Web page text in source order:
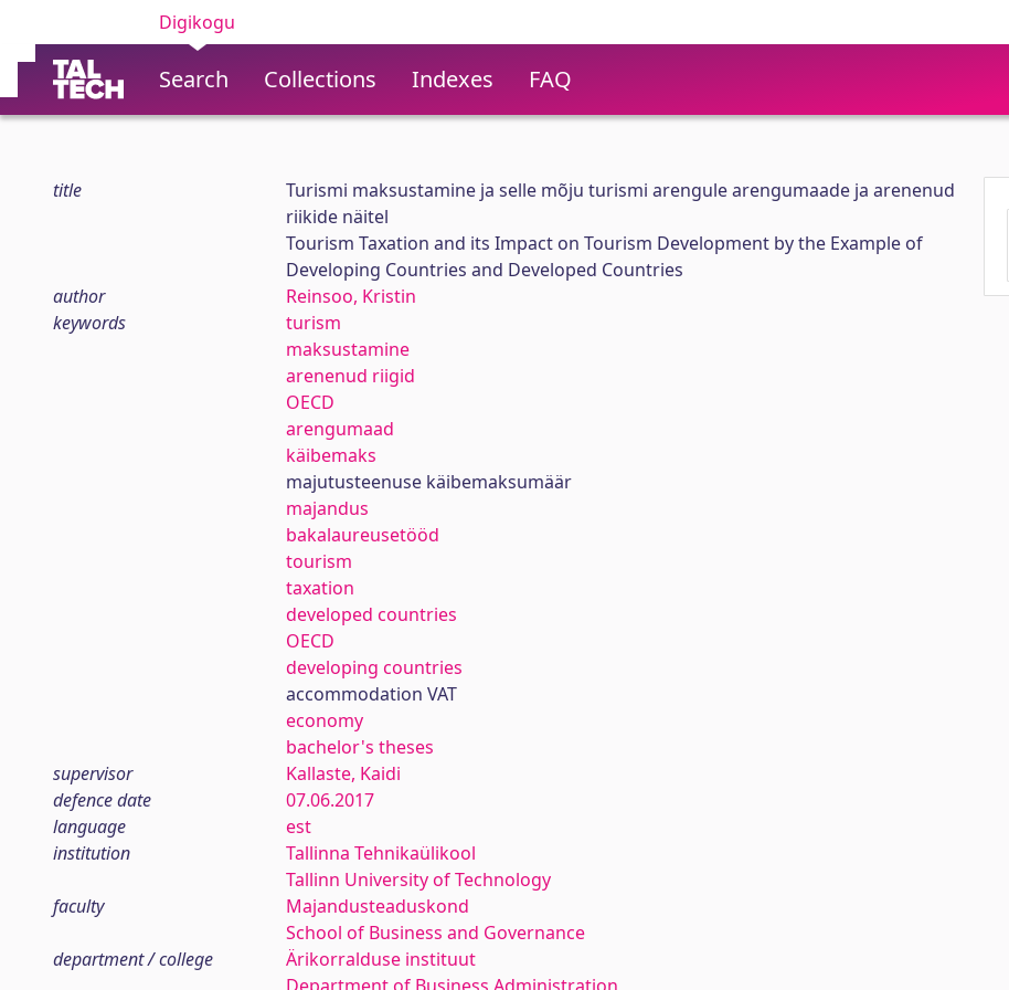
Digikogu
Search Collections Indexes FAQ
title
Turismi maksustamine ja selle mõju turismi arengule arengumaade ja arenenud
riikide näitel
Tourism Taxation and its Impact on Tourism Development by the Example of
Developing Countries and Developed Countries
author
Reinsoo, Kristin
keywords
turism
maksustamine
arenenud riigid
OECD
arengumaad
käibemaks
majutusteenuse käibemaksumäär
majandus
bakalaureusetööd
tourism
taxation
developed countries
OECD
developing countries
accommodation VAT
economy
bachelor's theses
supervisor
Kallaste, Kaidi
defence date
07.06.2017
language
est
institution
Tallinna Tehnikaülikool
Tallinn University of Technology
faculty
Majandusteaduskond
School of Business and Governance
department / college
Ärikorralduse instituut